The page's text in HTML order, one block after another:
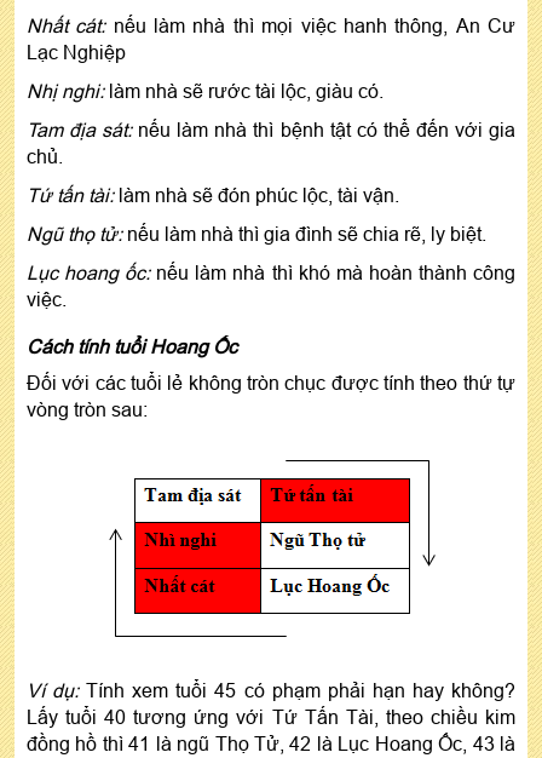
Nhất cát: nếu làm nhà thì mọi việc hanh thông, An Cư
Lạc Nghiệp
Nhị nghi: làm nhà sẽ rước tài lộc, giàu có.
Tam địa sát: nếu làm nhà thì bệnh tật có thể đến với gia
chủ.
Tứ tấn tài:làm nhà sẽ đón phúc lộc, tài vận.
Ngũ thọ tử: nếu làm nhà thì gia đình sẽ chia rẽ, ly biệt.
Lục hoang ốc:nếu làm nhà thì khó mà hoàn thành công
việc.
Cách tính tuổi Hoang Ốc
Đối với các tuổi lẻ không tròn chục được tính theo thứ tự
vòng tròn sau:
Ví dụ:Tính xem tuổi 45 có phạm phải hạn hay không?
Lấy tuổi 40 tương ứng với Tứ Tấn Tài, theo chiều kim
đồng hồ thì 41 là ngũ Thọ Tử, 42 là Lục Hoang Ốc, 43 là